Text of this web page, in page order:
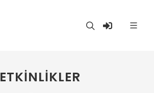
ETKINLIKLER